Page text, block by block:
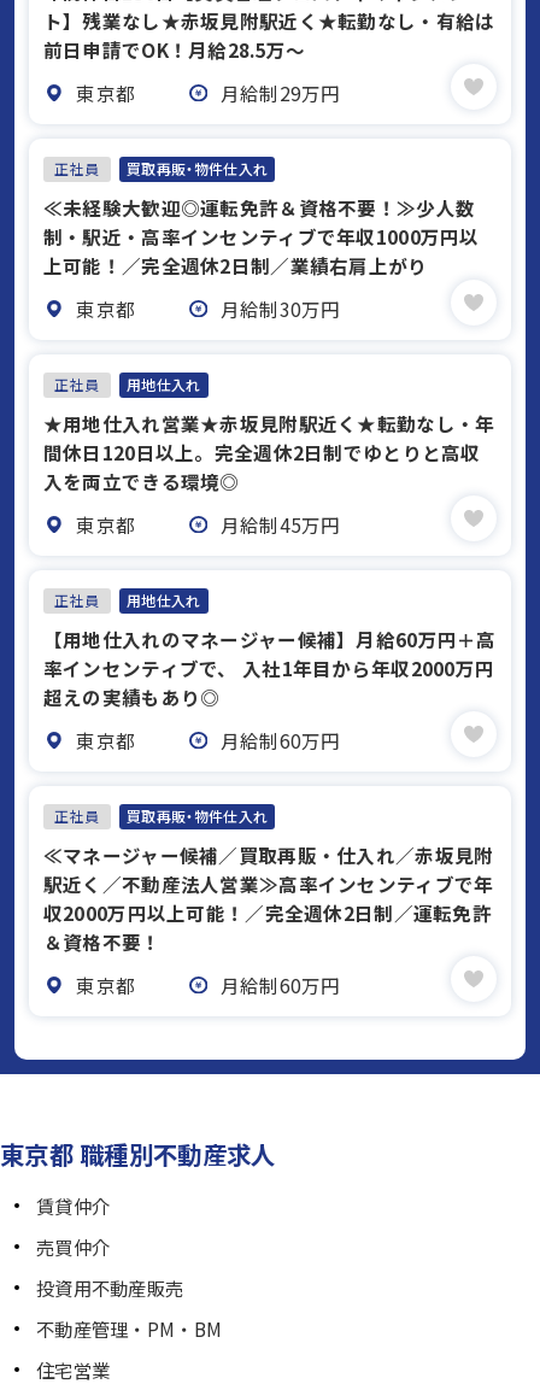
ト】残業なし★赤坂見附駅近く★転勤なし・有給は
前日申請でOK！月給28.5万～
東京都
月給制29万円
正社員 買取再販・物件仕入れ
≪未経験大歓迎◎運転免許＆資格不要！≫少人数
制・駅近・高率インセンティブで年収1000万円以
上可能！／完全週休2日制／業績右肩上がり
東京都
月給制30万円
正社員 用地仕入れ
★用地仕入れ営業★赤坂見附駅近く★転勤なし・年
間休日120日以上。完全週休2日制でゆとりと高収
入を両立できる環境◎
東京都
月給制45万円
正社員 用地仕入れ
【用地仕入れのマネージャー候補】月給60万円＋高
率インセンティブで、 入社1年目から年収2000万円
超えの実績もあり◎
東京都
月給制60万円
正社員 買取再販・物件仕入れ
≪マネージャー候補／買取再販・仕入れ／赤坂見附
駅近く／不動産法人営業≫高率インセンティブで年
収2000万円以上可能！／完全週休2日制／運転免許
＆資格不要！
東京都
月給制60万円
東京都 職種別不動産求人
賃貸仲介
売買仲介
投資用不動産販売
不動産管理・PM・BM
住宅営業